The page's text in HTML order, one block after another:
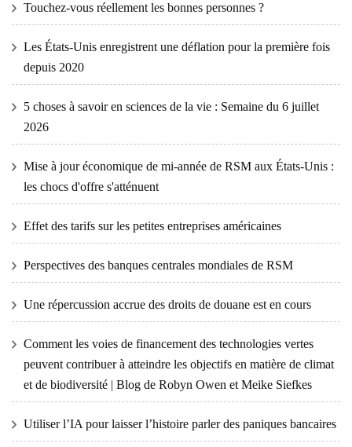
Touchez-vous réellement les bonnes personnes ?
Les États-Unis enregistrent une déflation pour la première fois
depuis 2020
5 choses à savoir en sciences de la vie : Semaine du 6 juillet
2026
Mise à jour économique de mi-année de RSM aux États-Unis :
les chocs d'offre s'atténuent
Effet des tarifs sur les petites entreprises américaines
Perspectives des banques centrales mondiales de RSM
Une répercussion accrue des droits de douane est en cours
Comment les voies de financement des technologies vertes
peuvent contribuer à atteindre les objectifs en matière de climat
et de biodiversité | Blog de Robyn Owen et Meike Siefkes
Utiliser l’IA pour laisser l’histoire parler des paniques bancaires